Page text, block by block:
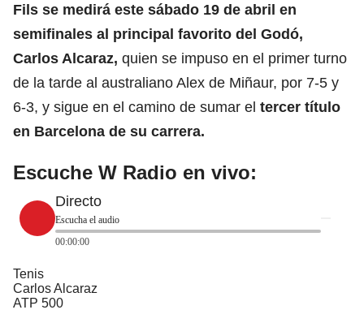
Fils se medirá este sábado 19 de abril en
semifinales al principal favorito del Godó,
Carlos Alcaraz, quien se impuso en el primer turno
de la tarde al australiano Alex de Miñaur, por 7-5 y
6-3, y sigue en el camino de sumar el tercer título
en Barcelona de su carrera.
Escuche W Radio en vivo:
Directo
Escucha el audio
00:00:00
Tenis
Carlos Alcaraz
ATP 500